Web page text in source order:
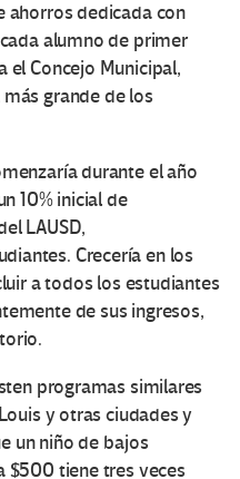
ahorros dedicada con
alumno de primer
el Concejo Municipal,
grande de los
durante el año
10% inicial de
LAUSD,
Crecería en los
a todos los estudiantes
de sus ingresos,
programas similares
y otras ciudades y
un niño de bajos
$500 tiene tres veces